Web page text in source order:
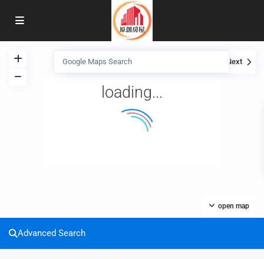
loading...
open map
View My Location Next
Advanced Search